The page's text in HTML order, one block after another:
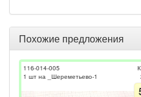
Похожие предложения
116-014-005
1 шт на _Шереметьево-1